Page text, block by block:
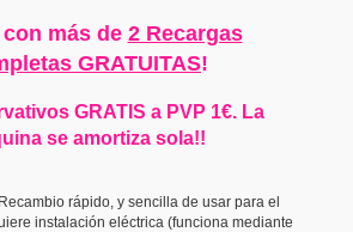
con más de 2 Recargas
GRATUITAS!
GRATIS a PVP 1€. La
se amortiza sola!!
rápido, y sencilla de usar para el
instalación eléctrica (funciona mediante